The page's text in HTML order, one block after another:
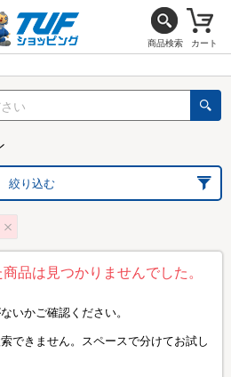
商品検索 カート
絞り込む
品は見つかりませんでした。
いかご確認ください。
できません。スペースで分けてお試し